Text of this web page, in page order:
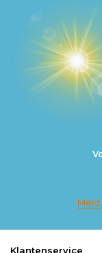
Meld
Klantenservice